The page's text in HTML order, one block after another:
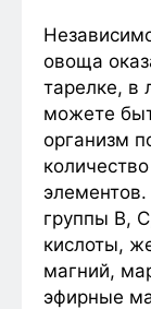
овоща
тарелке, в
можете
организм
группы B,
кислоты,
магний,
эфирные